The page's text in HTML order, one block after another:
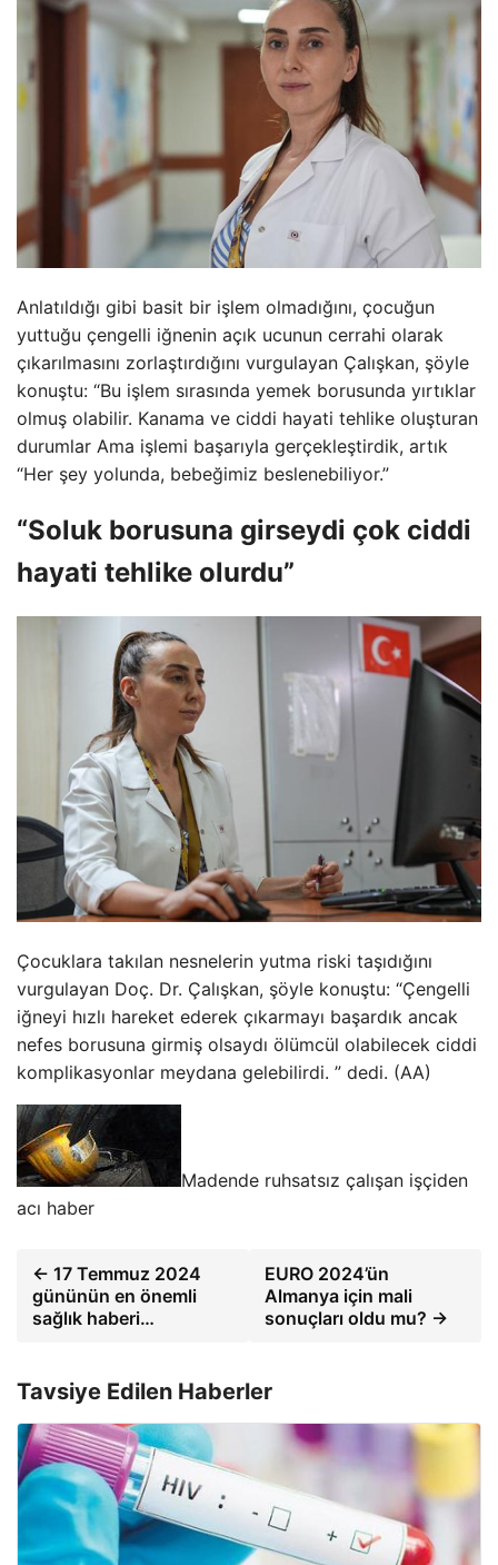
Anlatıldığı gibi basit bir işlem olmadığını, çocuğun
yuttuğu çengelli iğnenin açık ucunun cerrahi olarak
çıkarılmasını zorlaştırdığını vurgulayan Çalışkan, şöyle
konuştu: “Bu işlem sırasında yemek borusunda yırtıklar
olmuş olabilir. Kanama ve ciddi hayati tehlike oluşturan
durumlar Ama işlemi başarıyla gerçekleştirdik, artık
“Her şey yolunda, bebeğimiz beslenebiliyor.”
“Soluk borusuna girseydi çok ciddi
hayati tehlike olurdu”
Çocuklara takılan nesnelerin yutma riski taşıdığını
vurgulayan Doç. Dr. Çalışkan, şöyle konuştu: “Çengelli
iğneyi hızlı hareket ederek çıkarmayı başardık ancak
nefes borusuna girmiş olsaydı ölümcül olabilecek ciddi
komplikasyonlar meydana gelebilirdi. ” dedi. (AA)
Madende ruhsatsız çalışan işçiden
acı haber
← 17 Temmuz 2024
gününün en önemli
sağlık haberi…
EURO 2024’ün
Almanya için mali
sonuçları oldu mu? →
Tavsiye Edilen Haberler